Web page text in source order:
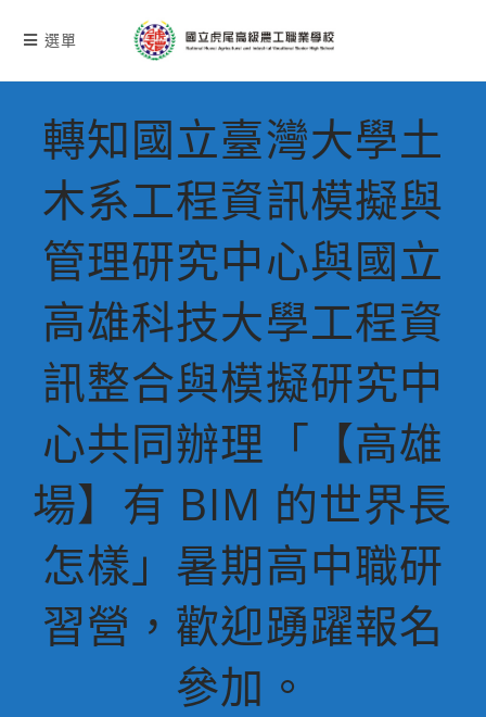
選單
轉知國立臺灣大學土
木系工程資訊模擬與
管理研究中心與國立
高雄科技大學工程資
訊整合與模擬研究中
心共同辦理「【高雄
場】有 BIM 的世界長
怎樣」暑期高中職研
習營，歡迎踴躍報名
參加。